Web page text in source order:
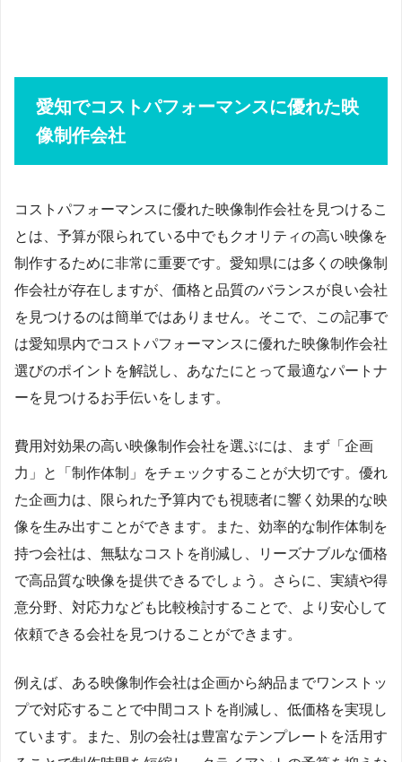
愛知でコストパフォーマンスに優れた映
像制作会社
コストパフォーマンスに優れた映像制作会社を見つけるこ
とは、予算が限られている中でもクオリティの高い映像を
制作するために非常に重要です。愛知県には多くの映像制
作会社が存在しますが、価格と品質のバランスが良い会社
を見つけるのは簡単ではありません。そこで、この記事で
は愛知県内でコストパフォーマンスに優れた映像制作会社
選びのポイントを解説し、あなたにとって最適なパートナ
ーを見つけるお手伝いをします。
費用対効果の高い映像制作会社を選ぶには、まず「企画
力」と「制作体制」をチェックすることが大切です。優れ
た企画力は、限られた予算内でも視聴者に響く効果的な映
像を生み出すことができます。また、効率的な制作体制を
持つ会社は、無駄なコストを削減し、リーズナブルな価格
で高品質な映像を提供できるでしょう。さらに、実績や得
意分野、対応力なども比較検討することで、より安心して
依頼できる会社を見つけることができます。
例えば、ある映像制作会社は企画から納品までワンストッ
プで対応することで中間コストを削減し、低価格を実現し
ています。また、別の会社は豊富なテンプレートを活用す